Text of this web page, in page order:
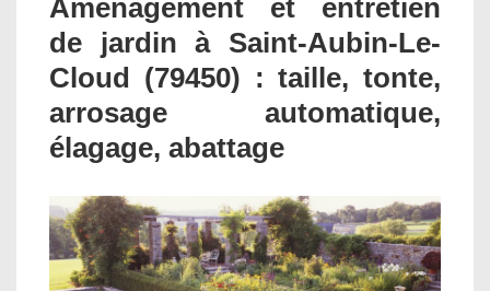
Aménagement et entretien
de jardin à Saint-Aubin-Le-
Cloud (79450) : taille, tonte,
arrosage automatique,
élagage, abattage